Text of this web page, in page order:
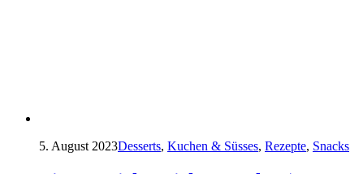
5. August 2023Desserts, Kuchen & Süsses, Rezepte, Snacks